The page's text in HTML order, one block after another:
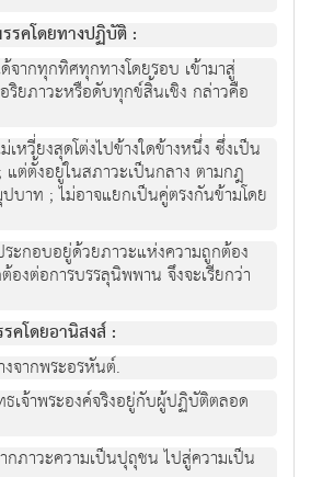
รคโดยทางปฏิบัติ :
จากทุกทิศทุกทางโดยรอบ เข้ามาสู่
ยภาวะหรือดับทุกข์สิ้นเชิง กล่าวคือ
หวี่ยงสุดโต่งไปข้างใดข้างหนึ่ง ซึ่งเป็น
ต่ตั้งอยู่ในสภาวะเป็นกลาง ตามกฎ
าท ; ไม่อาจแยกเป็นคู่ตรงกันข้ามโดย
ะกอบอยู่ด้วยภาวะแห่งความถูกต้อง
งต่อการบรรลุนิพพาน จึงจะเรียกว่า
คโดยอานิสงส์ :
งจากพระอรหันต์.
เจ้าพระองค์จริงอยู่กับผู้ปฏิบัติตลอด
กภาวะความเป็นปุถุชน ไปสู่ความเป็น